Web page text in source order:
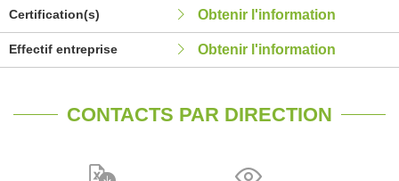
Certification(s) Obtenir l'information
Effectif entreprise Obtenir l'information
CONTACTS PAR DIRECTION